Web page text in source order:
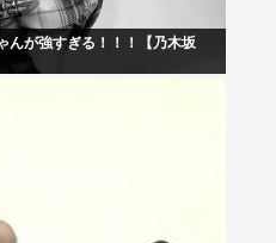
んが強すぎる！！！【乃木坂